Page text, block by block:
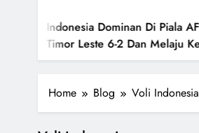
Indonesia Dominan Di Piala AFF U-19
Leste 6-2 Dan Melaju Ke
Home Blog Voli Indonesia